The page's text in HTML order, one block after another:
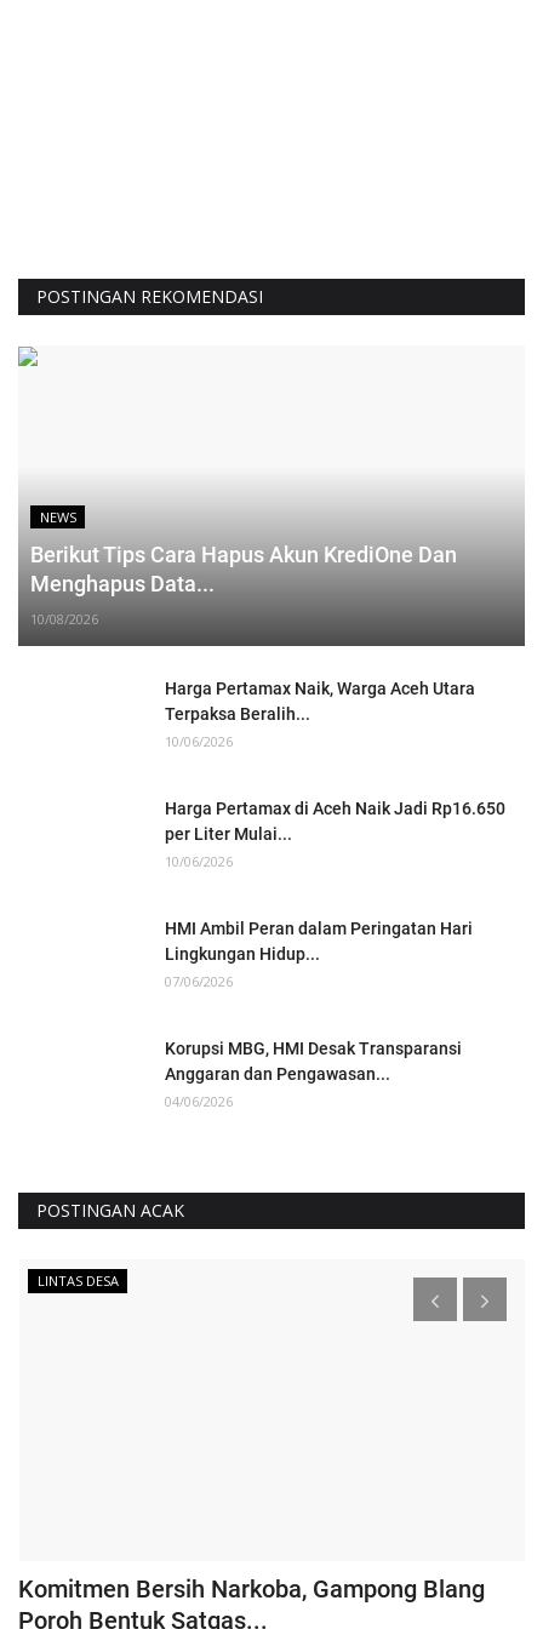
POSTINGAN REKOMENDASI
NEWS
Berikut Tips Cara Hapus Akun KrediOne Dan
Menghapus Data...
10/08/2026
Harga Pertamax Naik, Warga Aceh Utara
Terpaksa Beralih...
10/06/2026
Harga Pertamax di Aceh Naik Jadi Rp16.650
per Liter Mulai...
10/06/2026
HMI Ambil Peran dalam Peringatan Hari
Lingkungan Hidup...
07/06/2026
Korupsi MBG, HMI Desak Transparansi
Anggaran dan Pengawasan...
04/06/2026
POSTINGAN ACAK
LINTAS DESA
Komitmen Bersih Narkoba, Gampong Blang
Poroh Bentuk Satgas...